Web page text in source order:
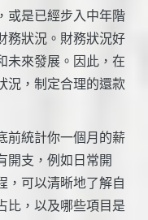
或是已經步入中年階
務狀況。財務狀況好
未來發展。因此，在
況，制定合理的還款
前統計你一個月的薪
開支，例如日常開
，可以清晰地了解自
比，以及哪些項目是